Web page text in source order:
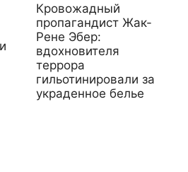
Кровожадный
пропагандист Жак-
Рене Эбер:
вдохновителя
террора
гильотинировали за
украденное белье